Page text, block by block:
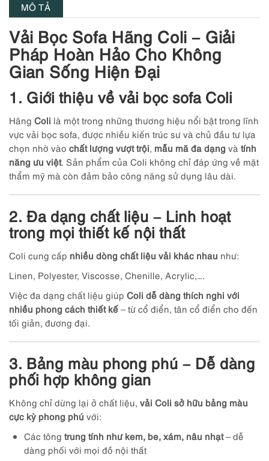
MÔ TẢ
Vải Bọc Sofa Hãng Coli – Giải
Pháp Hoàn Hảo Cho Không
Gian Sống Hiện Đại
1. Giới thiệu về vải bọc sofa Coli
Hãng Coli là một trong những thương hiệu nổi bật trong lĩnh
vực vải bọc sofa, được nhiều kiến trúc sư và chủ đầu tư lựa
chọn nhờ vào chất lượng vượt trội, mẫu mã đa dạng và tính
năng ưu việt. Sản phẩm của Coli không chỉ đáp ứng về mặt
thẩm mỹ mà còn đảm bảo công năng sử dụng lâu dài.
2. Đa dạng chất liệu – Linh hoạt
trong mọi thiết kế nội thất
Coli cung cấp nhiều dòng chất liệu vải khác nhau như:
Linen, Polyester, Viscosse, Chenille, Acrylic,….
Việc đa dạng chất liệu giúp Coli dễ dàng thích nghi với
nhiều phong cách thiết kế – từ cổ điển, tân cổ điển cho đến
tối giản, đương đại.
3. Bảng màu phong phú – Dễ dàng
phối hợp không gian
Không chỉ dừng lại ở chất liệu, vải Coli sở hữu bảng màu
cực kỳ phong phú với:
Các tông trung tính như kem, be, xám, nâu nhạt– dễ
dàng phối với mọi đồ nội thất